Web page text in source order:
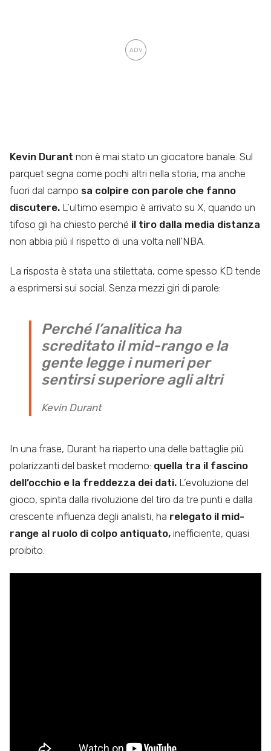
Kevin Durant non è mai stato un giocatore banale. Sul
parquet segna come pochi altri nella storia, ma anche
fuori dal campo sa colpire con parole che fanno
discutere. L’ultimo esempio è arrivato su X, quando un
tifoso gli ha chiesto perché il tiro dalla media distanza
non abbia più il rispetto di una volta nell’NBA.
La risposta è stata una stilettata, come spesso KD tende
a esprimersi sui social. Senza mezzi giri di parole:
Perché l’analitica ha
screditato il mid-rango e la
gente legge i numeri per
sentirsi superiore agli altri
Kevin Durant
In una frase, Durant ha riaperto una delle battaglie più
polarizzanti del basket moderno: quella tra il fascino
dell’occhio e la freddezza dei dati. L’evoluzione del
gioco, spinta dalla rivoluzione del tiro da tre punti e dalla
crescente influenza degli analisti, ha relegato il mid-
range al ruolo di colpo antiquato, inefficiente, quasi
proibito.